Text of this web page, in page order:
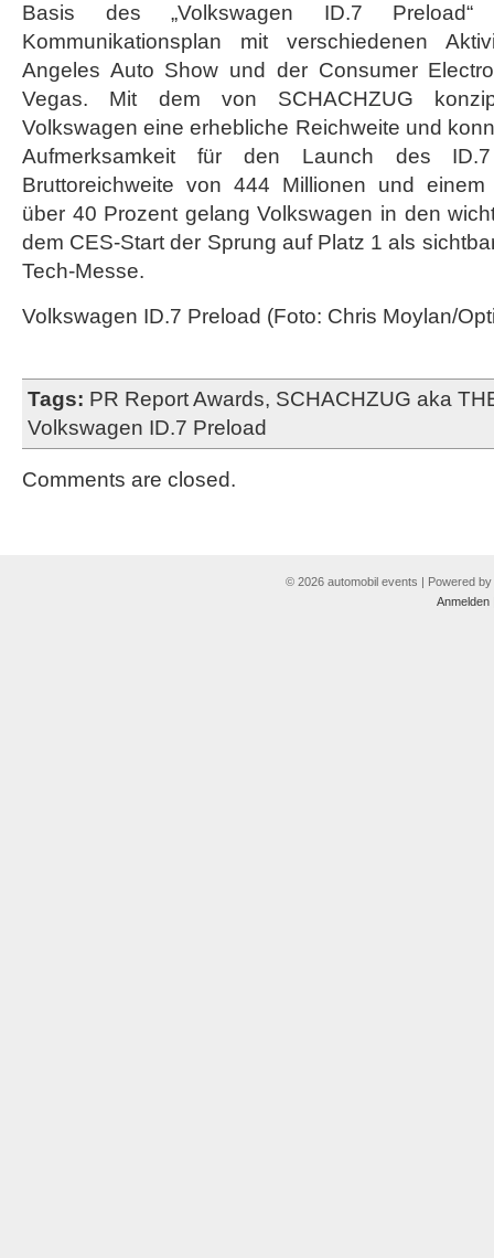
Basis des „Volkswagen ID.7
Kommunikationsplan mit verschiedenen
Angeles Auto Show und der Consumer
Vegas. Mit dem von SCHACHZUG
Volkswagen eine erhebliche Reichweite und
Aufmerksamkeit für den Launch des
Bruttoreichweite von 444 Millionen und einem
über 40 Prozent gelang Volkswagen in den
dem CES-Start der Sprung auf Platz 1 als
Tech-Messe.
Volkswagen ID.7 Preload (Foto: Chris Moylan/
Tags: PR Report Awards, SCHACHZUG aka
Volkswagen ID.7 Preload
Comments are closed.
© 2026 automobil events | Powered by
Anmelden|